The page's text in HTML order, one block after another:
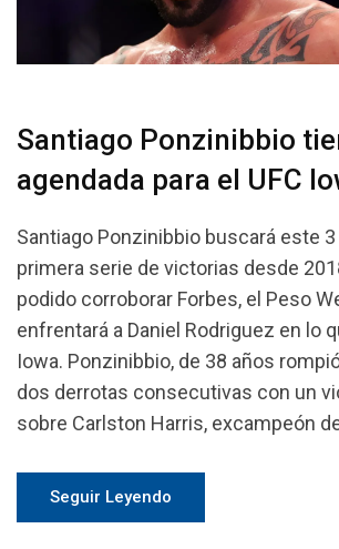
Santiago Ponzinibbio
agendada para el UFC
Santiago Ponzinibbio buscará este
primera serie de victorias desde
podido corroborar Forbes, el Peso
enfrentará a Daniel Rodriguez en lo
Iowa. Ponzinibbio, de 38 años
dos derrotas consecutivas con un
sobre Carlston Harris, excampeón
Seguir Leyendo